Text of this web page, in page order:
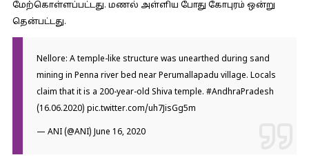
மேற்கொள்ளப்பட்டது. மணல் அள்ளிய போது கோபுரம் ஒன்று
தென்பட்டது.
Nellore: A temple-like structure was unearthed during sand
mining in Penna river bed near Perumallapadu village. Locals
claim that it is a 200-year-old Shiva temple. #AndhraPradesh
(16.06.2020) pic.twitter.com/uh7JisGg5m
— ANI (@ANI) June 16, 2020